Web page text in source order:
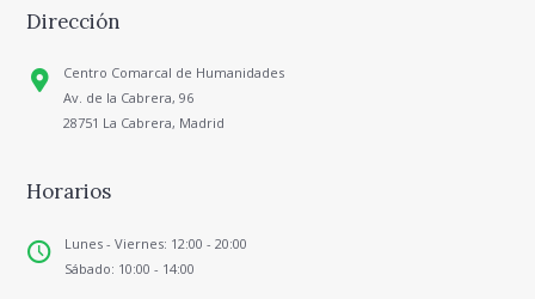
Dirección
Centro Comarcal de Humanidades
Av. de la Cabrera, 96
28751 La Cabrera, Madrid
Horarios
Lunes - Viernes: 12:00 - 20:00
Sábado: 10:00 - 14:00